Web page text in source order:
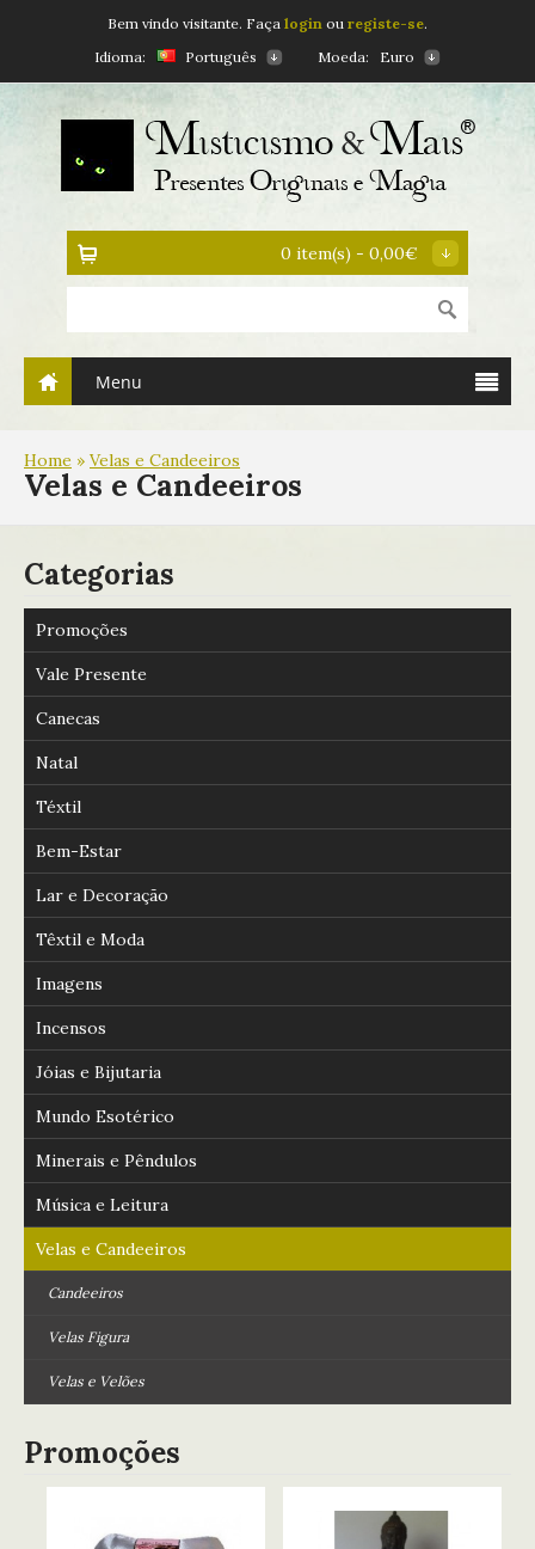
Bem vindo visitante. Faça login ou registe-se.
Idioma:
Português Moeda: Euro
0 item(s) - 0,00€
Menu
Home » Velas e Candeeiros
Velas e Candeeiros
Categorias
Promoções
Vale Presente
Canecas
Natal
Téxtil
Bem-Estar
Lar e Decoração
Têxtil e Moda
Imagens
Incensos
Jóias e Bijutaria
Mundo Esotérico
Minerais e Pêndulos
Música e Leitura
Velas e Candeeiros
Candeeiros
Velas Figura
Velas e Velões
Promoções